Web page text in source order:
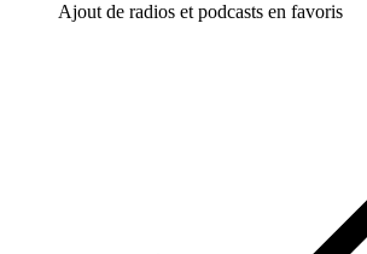
Ajout de radios et podcasts en favoris